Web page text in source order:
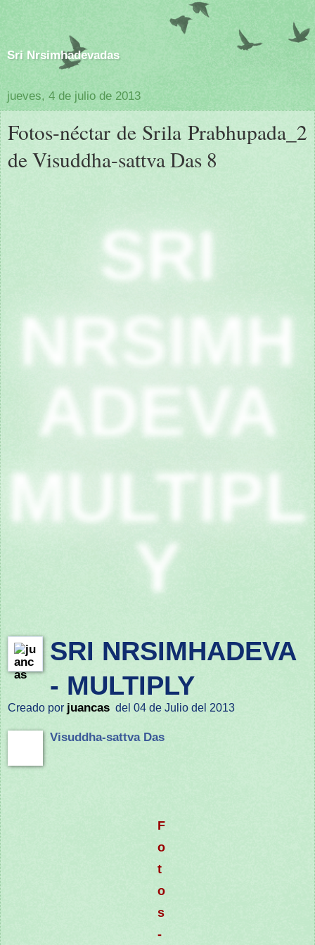
Sri Nrsimhadevadas
jueves, 4 de julio de 2013
Fotos-néctar de Srila Prabhupada_2
de Visuddha-sattva Das 8
SRI
NRSIMH
ADEVA
MULTIPL
Y
SRI NRSIMHADEVA
- MULTIPLY
Creado por juancas del 04 de Julio del 2013
Visuddha-sattva Das
F
o
t
o
s
-